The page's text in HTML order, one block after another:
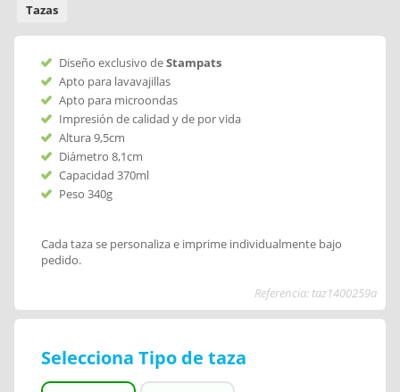
Tazas
Diseño exclusivo deStampats
Apto para lavavajillas
Apto para microondas
Impresión de calidad y de por vida
Altura 9,5cm
Diámetro 8,1cm
Capacidad 370ml
Peso 340g
Cada taza se personaliza e imprime individualmente bajo
pedido.
Referencia: taz1400259a
Selecciona Tipo de taza